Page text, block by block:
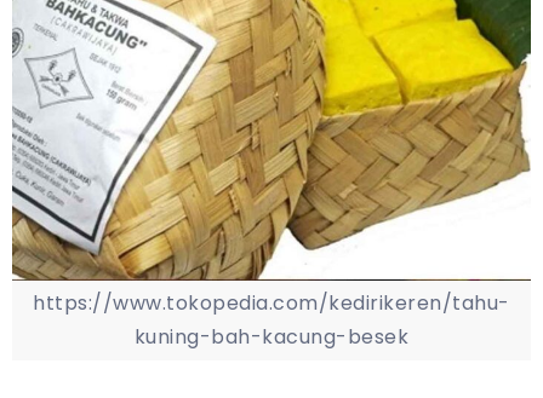
https://www.tokopedia.com/kedirikeren/tahu-
kuning-bah-kacung-besek